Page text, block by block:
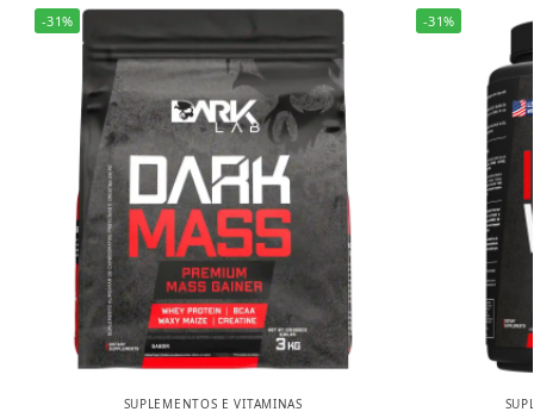
-31%
SUPLEMENTOS E VITAMINAS
-31%